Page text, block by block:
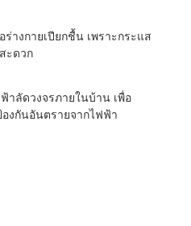
างกายเปียกชื้น เพราะกระแส
ะดวก
าลัดวงจรภายในบ้าน เพื่อ
งกันอันตรายจากไฟฟ้า